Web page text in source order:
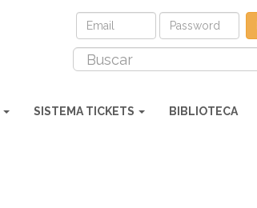
SISTEMA TICKETS BIBLIOTECA